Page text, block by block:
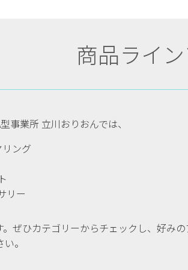
商品ライ
事業所 立川おりおんでは、
ング
リー
。ぜひカテゴリーからチェックし、好み
。